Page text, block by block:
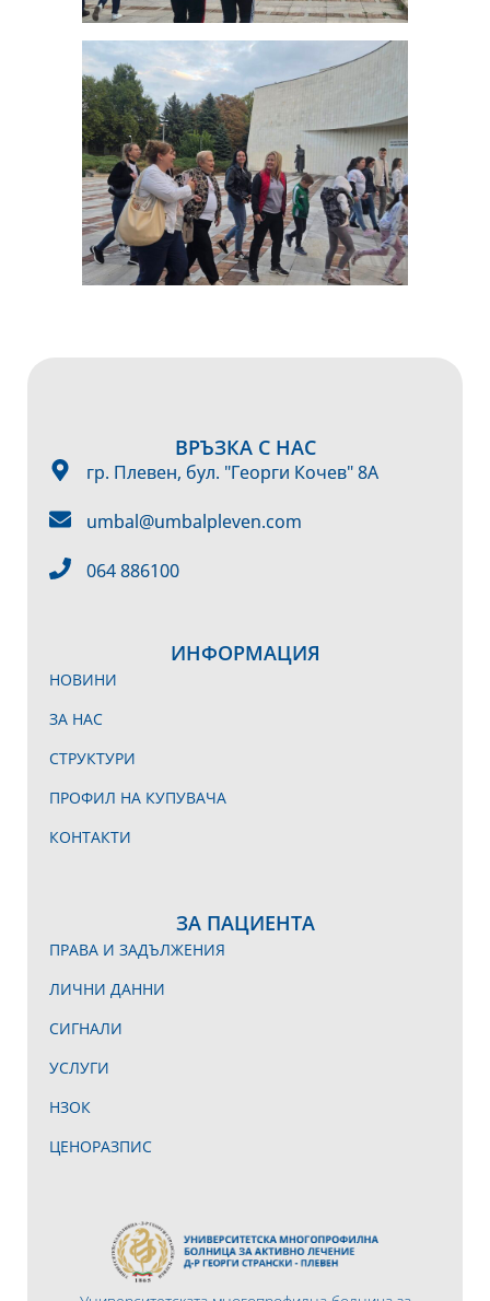
ИНФОРМАЦИЯ
НОВИНИ
ЗА НАС
СТРУКТУРИ
ПРОФИЛ НА КУПУВАЧА
КОНТАКТИ
ЗА ПАЦИЕНТА
ПРАВА И ЗАДЪЛЖЕНИЯ
ЛИЧНИ ДАННИ
СИГНАЛИ
УСЛУГИ
НЗОК
ЦЕНОРАЗПИС
ВРЪЗКА С НАС
гр. Плевен, бул. "Георги Кочев" 8А
umbal@umbalpleven.com
064 886100